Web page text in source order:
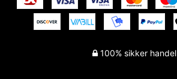
100% sikker handel